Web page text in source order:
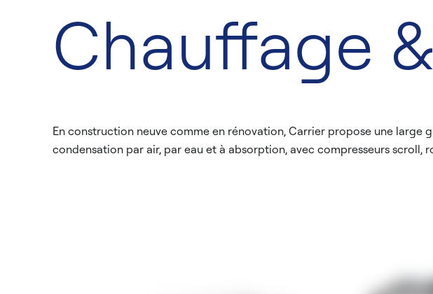
Chauffage
En construction neuve comme en rénovation, Carrier propose une large
condensation par air, par eau et à absorption, avec compresseurs scroll,